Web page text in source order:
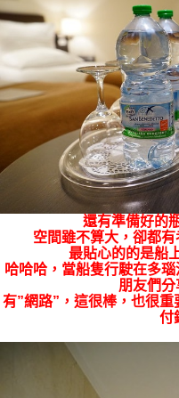
還有準備好的
空間雖不算大，卻都
最貼心的的是船
哈哈哈，當船隻行駛在多
朋友們分
有”網路”，這很棒，也很
付